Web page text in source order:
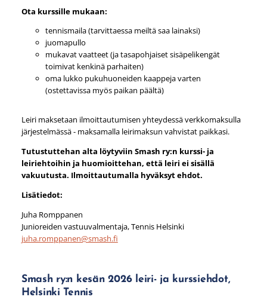
Ota kurssille mukaan:
tennismaila (tarvittaessa meiltä saa lainaksi)
juomapullo
mukavat vaatteet (ja tasapohjaiset sisäpelikengät
toimivat kenkinä parhaiten)
oma lukko pukuhuoneiden kaappeja varten
(ostettavissa myös paikan päältä)
Leiri maksetaan ilmoittautumisen yhteydessä verkkomaksulla
järjestelmässä - maksamalla leirimaksun vahvistat paikkasi.
Tutustuttehan alta löytyviin Smash ry:n kurssi- ja
leiriehtoihin ja huomioittehan, että leiri ei sisällä
vakuutusta. Ilmoittautumalla hyväksyt ehdot.
Lisätiedot:
Juha Romppanen
Junioreiden vastuuvalmentaja, Tennis Helsinki
juha.romppanen@smash.fi
Smash ry:n kesän 2026 leiri- ja kurssiehdot,
Helsinki Tennis